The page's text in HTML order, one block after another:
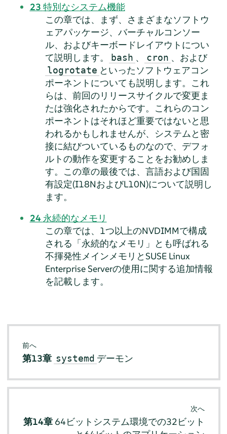
23 特別なシステム機能
この章では、まず、さまざまなソフトウ
ェアパッケージ、バーチャルコンソー
ル、およびキーボードレイアウトについ
て説明します。
bash 、 cron 、および
logrotate といったソフトウェアコン
ポーネントについても説明します。これ
らは、前回のリリースサイクルで変更ま
たは強化されたからです。これらのコン
ポーネントはそれほど重要ではないと思
われるかもしれませんが、システムと密
接に結びついているものなので、デフォ
ルトの動作を変更することをお勧めしま
す。この章の最後では、言語および国固
有設定(I18NおよびL10N)について説明し
ます。
24 永続的なメモリ
この章では、1つ以上のNVDIMMで構成
される「永続的なメモリ」とも呼ばれる
不揮発性メインメモリと SUSE Linux
Enterprise Serverの使用に関する追加情報
を記載します。
前へ
第13章 systemd デーモン
次へ
第14章 64ビットシステム環境での32ビット